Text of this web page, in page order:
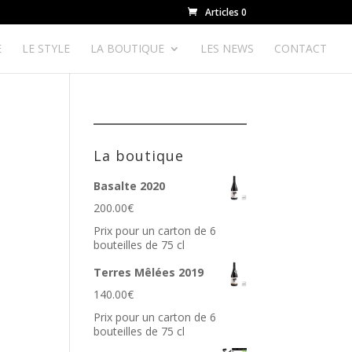
Articles 0
LE STYLE LA BOUTIQUE LES NEWS CONTACT
La boutique
Basalte 2020
200.00€
Prix pour un carton de 6
bouteilles de 75 cl
Terres Mêlées 2019
140.00€
Prix pour un carton de 6
bouteilles de 75 cl